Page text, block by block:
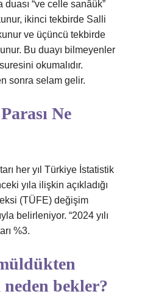
“ve celle sanâük”
ikinci tekbirde Salli
ve üçüncü tekbirde
Bu duayı bilmeyenler
okumalıdır.
sonra selam gelir.
Ne
her yıl Türkiye İstatistik
yıla ilişkin açıkladığı
(TÜFE) değişim
belirleniyor. “2024 yılı
%3.
neden bekler?